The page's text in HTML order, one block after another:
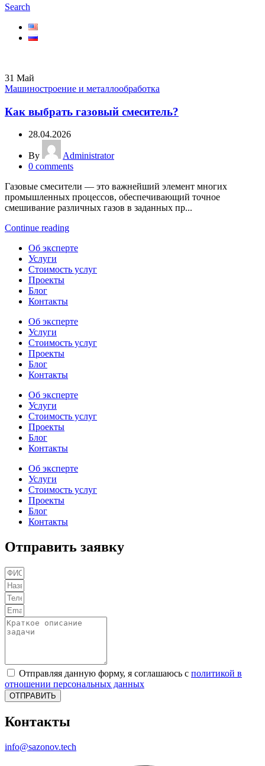
Search
31 Май
Машиностроение и металлообработка
Как выбрать газовый смеситель?
28.04.2026
By
Administrator
0 comments
Газовые смесители — это важнейший элемент многих
промышленных процессов, обеспечивающий точное
смешивание различных газов в заданных пр...
Continue reading
Об эксперте
Услуги
Стоимость услуг
Проекты
Блог
Контакты
Об эксперте
Услуги
Стоимость услуг
Проекты
Блог
Контакты
Об эксперте
Услуги
Стоимость услуг
Проекты
Блог
Контакты
Об эксперте
Услуги
Стоимость услуг
Проекты
Блог
Контакты
Отправить заявку
Отправляя данную форму, я соглашаюсь с политикой в
отношении персональных данных
ОТПРАВИТЬ
Контакты
info@sazonov.tech